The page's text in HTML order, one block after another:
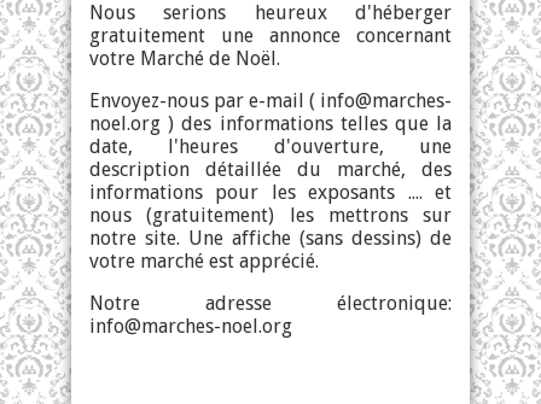
Nous serions heureux d'héberger
gratuitement une annonce concernant
votre Marché de Noël.
Envoyez-nous par e-mail ( info@marches-
noel.org ) des informations telles que la
date, l'heures d'ouverture, une
description détaillée du marché, des
informations pour les exposants .... et
nous (gratuitement) les mettrons sur
notre site. Une affiche (sans dessins) de
votre marché est apprécié.
Notre adresse électronique:
info@marches-noel.org